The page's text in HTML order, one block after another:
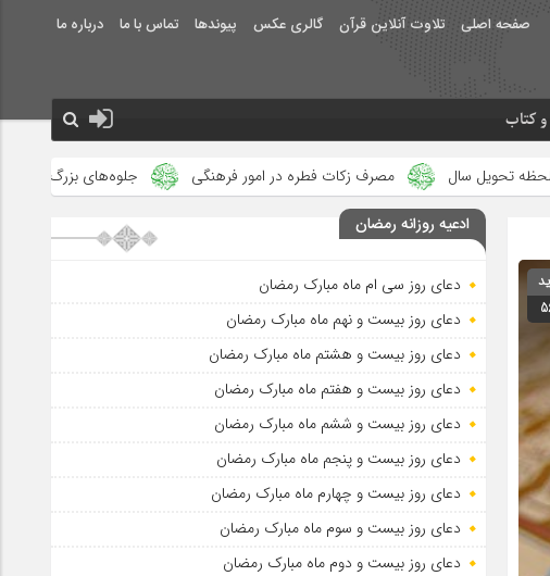
صفحه اصلی تلاوت آنلاین قرآن گالری عکس پیوندها تماس با ما درباره ما
و کتاب
مصرف زکات فطره در امور فرهنگی جلوه‌های بزرگ نصرت الهی در ماه مبارک
ادعیه روزانه رمضان
دعای روز سی ام ماه مبارک رمضان
دعای روز بیست و نهم ماه مبارک رمضان
دعای روز بیست و هشتم ماه مبارک رمضان
دعای روز بیست و هفتم ماه مبارک رمضان
دعای روز بیست و ششم ماه مبارک رمضان
دعای روز بیست و پنجم ماه مبارک رمضان
دعای روز بیست و چهارم ماه مبارک رمضان
دعای روز بیست و سوم ماه مبارک رمضان
دعای روز بیست و دوم ماه مبارک رمضان